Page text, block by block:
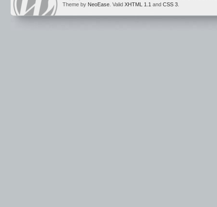
Theme by NeoEase . Valid XHTML 1.1 and CSS 3